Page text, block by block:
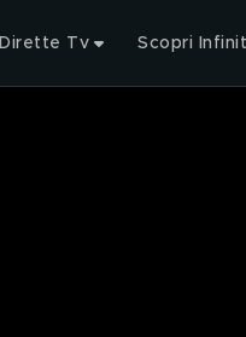
Dirette Tv Scopri